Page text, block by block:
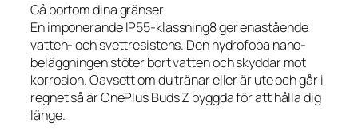
Gå bortom dina gränser
En imponerande IP55-klassning8 ger enastående
vatten- och svettresistens. Den hydrofoba nano-
beläggningen stöter bort vatten och skyddar mot
korrosion. Oavsett om du tränar eller är ute och går i
regnet så är OnePlus Buds Z byggda för att hålla dig
länge.